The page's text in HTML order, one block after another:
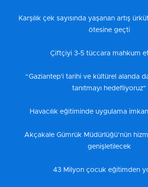
Karşılık çek sayısında yaşanan artış
ötesine geçti
Çiftçiyi 3-5 tüccara mahkum
“Gaziantep'i tarihi ve kültürel alanda
tanıtmayı hedefliyoruz"
Havacılık eğitiminde uygulama
Akçakale Gümrük Müdürlüğü’nün
genişletilecek
43 Milyon çocuk eğitimden